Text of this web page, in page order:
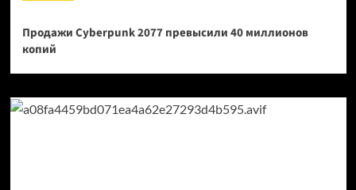
Продажи Cyberpunk 2077 превысили 40 миллионов
копий